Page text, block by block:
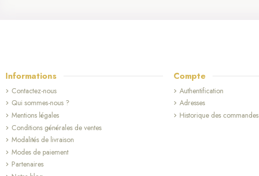
Informations
Contactez-nous
Qui sommes-nous ?
Mentions légales
Conditions générales de ventes
Modalités de livraison
Modes de paiement
Partenaires
Compte
Authentification
Adresses
Historique des commandes